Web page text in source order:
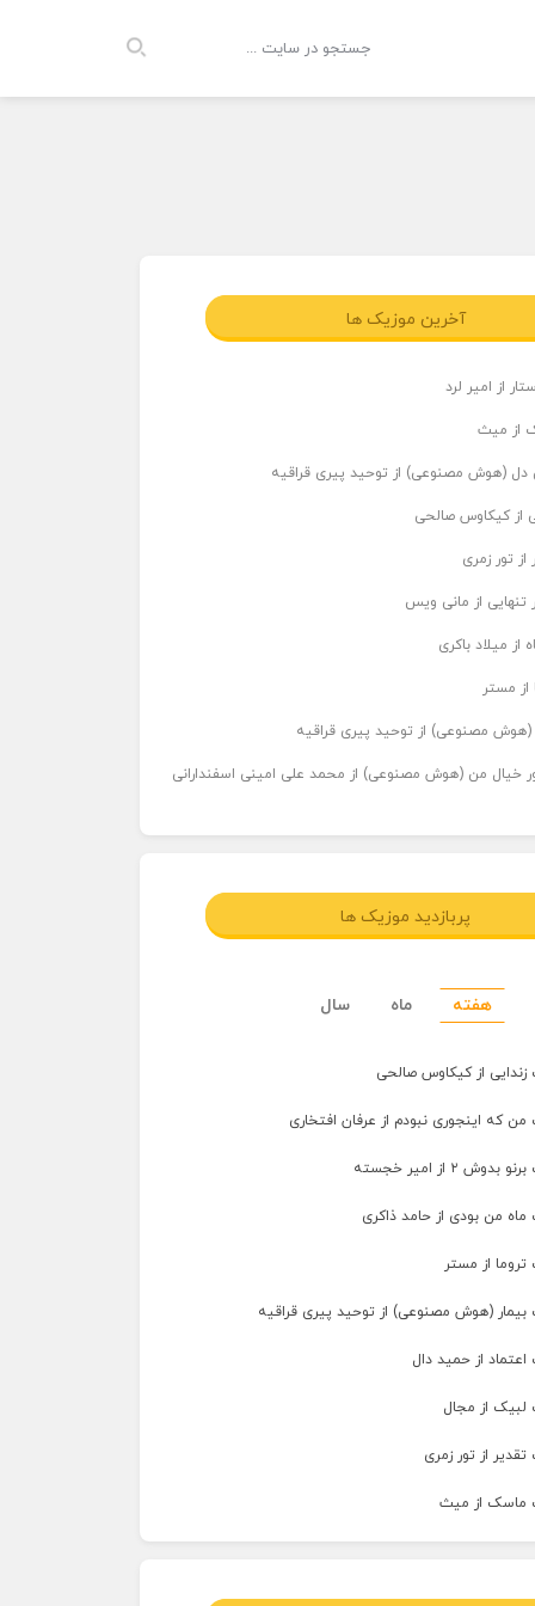
آخرین موزیک ها
از امیر لرد
از میث
دل (هوش مصنوعی) از توحید پیری قراقیه
از کیکاوس صالحی
تور زمری
تنهایی از مانی ویس
از میلاد باکری
از مستر
(هوش مصنوعی) از توحید پیری قراقیه
خیال من (هوش مصنوعی) از محمد علی امینی اسفندارانی
پربازدید موزیک ها
هفته ماه سال
زندایی از کیکاوس صالحی
من که اینجوری نبودم از عرفان افتخاری
۲ از امیر خجسته
ماه من بودی از حامد ذاکری
تروما از مستر
بیمار (هوش مصنوعی) از توحید پیری قراقیه
اعتماد از حمید دال
لبیک از مجال
از تور زمری
ماسک از میث